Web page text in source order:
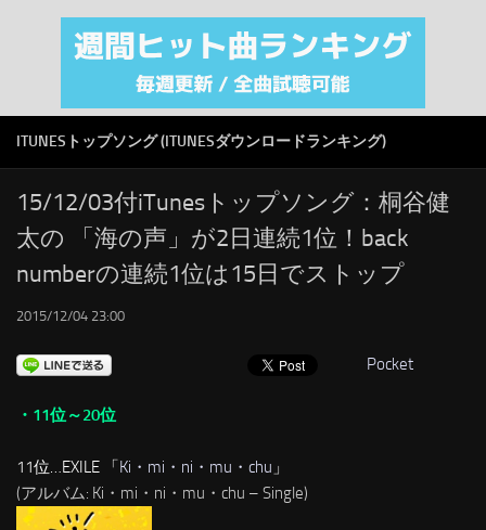
注目カテゴリ
オリジナルiTunes週間トップソング
RSS
LINKS
ITUNESトップソング (ITUNESダウンロードランキング)
15/12/03付iTunesトップソング：桐谷健
太の 「海の声」が2日連続1位！back
numberの連続1位は15日でストップ
2015/12/04 23:00
Pocket
・11位～20位
11位…EXILE 「Ki・mi・ni・mu・chu 」
(アルバム: Ki・mi・ni・mu・chu – Single)